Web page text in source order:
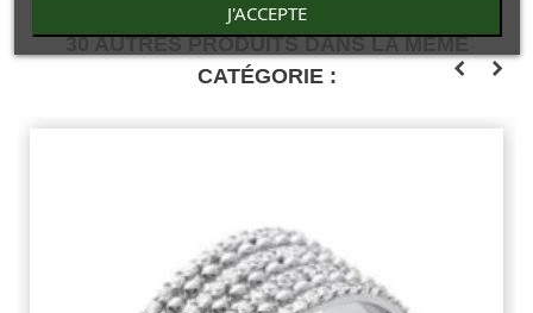
30 AUTRES PRODUITS DANS LA MÊME
CATÉGORIE :
J'ACCEPTE